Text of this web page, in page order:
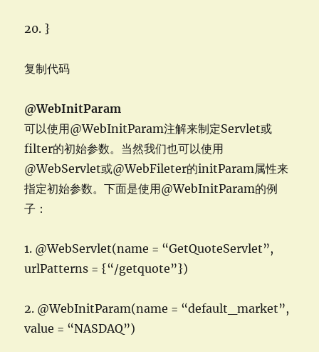
20. }
复制代码
@WebInitParam
可以使用@WebInitParam注解来制定Servlet或
filter的初始参数。当然我们也可以使用
@WebServlet或@WebFileter的initParam属性来
指定初始参数。下面是使用@WebInitParam的例
子：
1. @WebServlet(name = “GetQuoteServlet”,
urlPatterns = {“/getquote”})
2. @WebInitParam(name = “default_market”,
value = “NASDAQ”)